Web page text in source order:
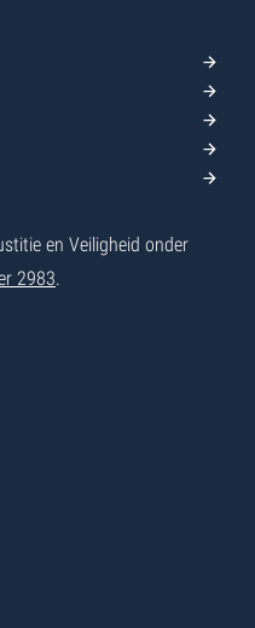
en Veiligheid onder
2983.